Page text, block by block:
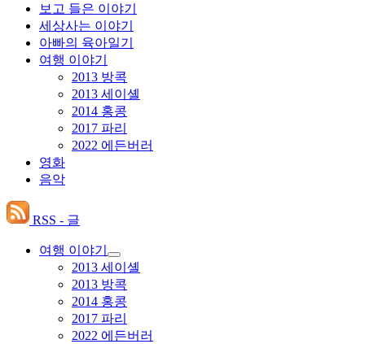
보고 들은 이야기
세상사는 이야기
아빠의 육아일기
여행 이야기
2013 방콕
2013 세이셸
2014 홍콩
2017 파리
2022 에든버러
영화
음악
RSS - 글
여행 이야기
하
위
메
뉴
확
장
2013 세이셸
2013 방콕
2014 홍콩
2017 파리
2022 에든버러